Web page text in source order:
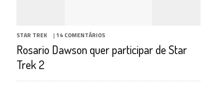
STAR TREK | 14 COMENTÁRIOS
Rosario Dawson quer participar de Star
Trek 2